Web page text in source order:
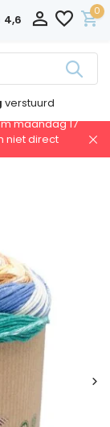
4,6
0
verstuurd
maandag 17
niet direct